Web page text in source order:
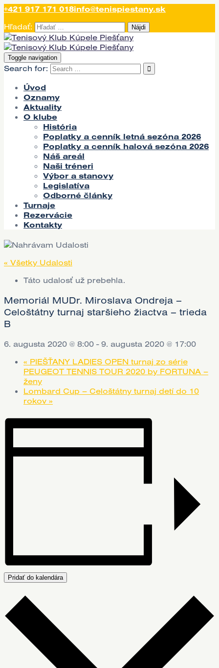
+421 917 171 018info@tenispiestany.sk
Hľadať:
Toggle navigation
Search for:
Úvod
Oznamy
Aktuality
O klube
História
Poplatky a cenník letná sezóna 2026
Poplatky a cenník halová sezóna 2026
Náš areál
Naši tréneri
Výbor a stanovy
Legislatíva
Odborné články
Turnaje
Rezervácie
Kontakty
« Všetky Udalosti
Táto udalosť už prebehla.
Memoriál MUDr. Miroslava Ondreja –
Celoštátny turnaj staršieho žiactva – trieda
B
6. augusta 2020 @ 8:00 - 9. augusta 2020 @ 17:00
« PIEŠŤANY LADIES OPEN turnaj zo série
PEUGEOT TENNIS TOUR 2020 by FORTUNA –
ženy
Lombard Cup – Celoštátny turnaj detí do 10
rokov »
Pridať do kalendára